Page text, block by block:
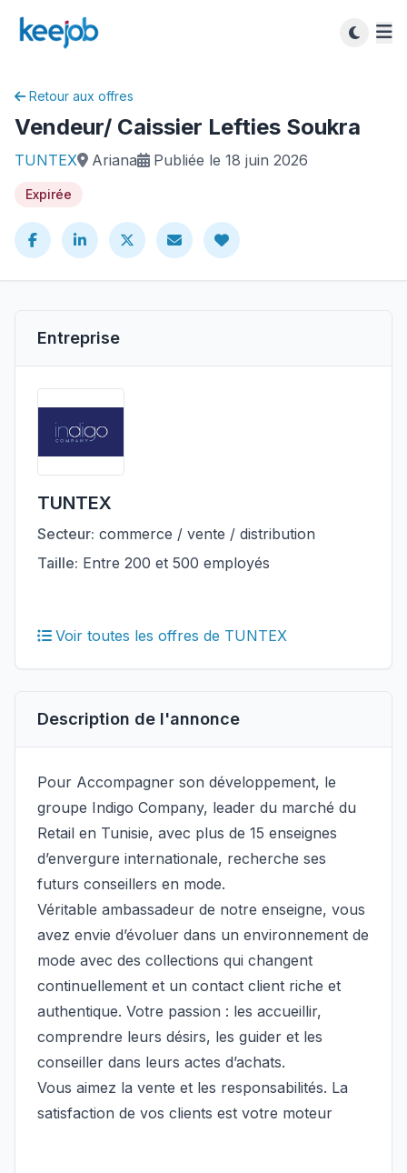
Retour aux offres
Vendeur/ Caissier Lefties Soukra
TUNTEX Ariana Publiée le 18 juin 2026
Expirée
Entreprise
TUNTEX
Secteur: commerce / vente / distribution
Taille: Entre 200 et 500 employés
Voir toutes les offres de TUNTEX
Description de l'annonce
Pour Accompagner son développement, le
groupe Indigo Company, leader du marché du
Retail en Tunisie, avec plus de 15 enseignes
d’envergure internationale, recherche ses
futurs conseillers en mode.
Véritable ambassadeur de notre enseigne, vous
avez envie d’évoluer dans un environnement de
mode avec des collections qui changent
continuellement et un contact client riche et
authentique. Votre passion : les accueillir,
comprendre leurs désirs, les guider et les
conseiller dans leurs actes d’achats.
Vous aimez la vente et les responsabilités. La
satisfaction de vos clients est votre moteur